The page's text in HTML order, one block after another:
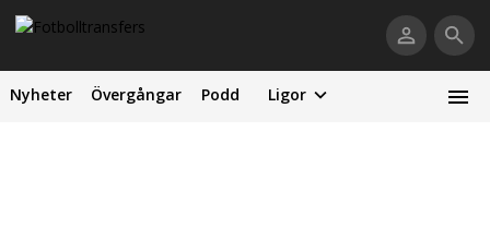
Nyheter Övergångar Podd Ligor